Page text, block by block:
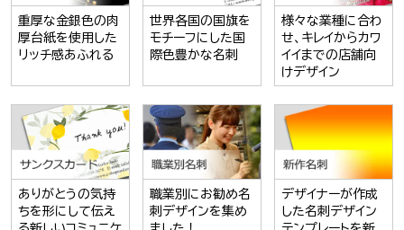
重厚な金銀色の肉
厚台紙を使用した
リッチ感あふれる
世界各国の国旗を
モチーフにした国
際色豊かな名刺
様々な業種に合わ
せ、キレイからカワ
イイまでの店舗向
けデザイン
ありがとうの気持
ちを形にして伝え
職業別にお勧め名
刺デザインを集め
デザイナーが作成
した名刺デザイン